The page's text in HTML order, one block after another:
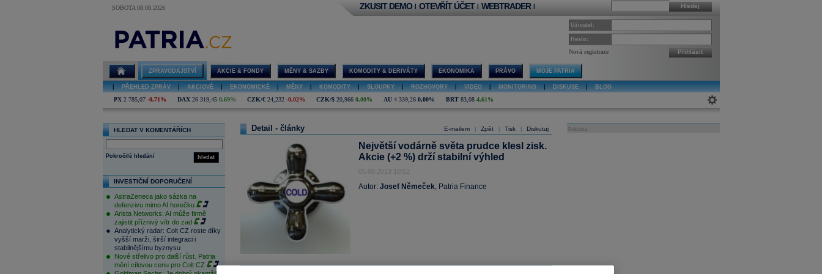
SOBOTA 08.08.2026 Hledej
ZKUSIT DEMO | OTEVŘÍT ÚČET | WEBTRADER |
Uživatel:
Heslo:
Nová registrace Přihlásit
ZPRAVODAJSTVÍ AKCIE & FONDY MĚNY & SAZBY KOMODITY & DERIVÁTY EKONOMIKA PRÁVO MOJE PATRIA
PŘEHLED ZPRÁV AKCIOVÉ EKONOMICKÉ MĚNY KOMODITY SLOUPKY ROZHOVORY VIDEO MONITORING DISKUSE BLOG
PX 2 785,07 -0,71% DAX 26 319,45 0,69% CZK/€ 24,232 -0,02% CZK/$ 20,966 0,00% AU 4 339,26 0,00% BRT 83,08 4,61%
HLEDAT V KOMENTÁŘÍCH
hledat
Pokročilé hledání
INVESTIČNÍ DOPORUČENÍ
AstraZeneca jako sázka na
defenzivu mimo AI horečku
Arista Networks: AI může firmě
zajistit příznivý vítr do zad
Analytický radar: Colt CZ roste díky
vyšší marži, širší integraci i
stabilnějšímu byznysu
Nové střelivo pro další růst. Patria
mění cílovou cenu pro Colt CZ
E-mailem Zpět Tisk Diskutuj
Detail - články
Největší vodárně světa prudce klesl zisk.
Akcie (+2 %) drží stabilní výhled
05.08.2013 10:52
Autor: Josef Němeček, Patria Finance
Reklama